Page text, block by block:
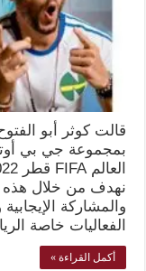
قالت كوثر أبو
بمجموعة جي بي
نهدف من خلال هذه
والمشاركة
الفعاليات خاصة
أكمل القراءة »